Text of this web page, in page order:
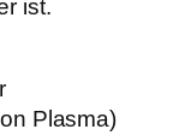
ist.
Plasma)